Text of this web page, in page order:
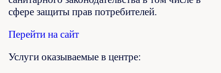
сфере защиты прав потребителей.
Перейти на сайт
Услуги оказываемые в центре: